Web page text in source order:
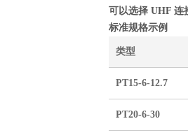
可以选择 UHF 连
标准规格示例
类型
PT15-6-12.7
PT20-6-30